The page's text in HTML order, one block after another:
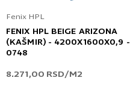
Fenix HPL
FENIX HPL BEIGE ARIZONA
(KAŠMIR) - 4200X1600X0,9 -
0748
8.271,00 RSD/M2